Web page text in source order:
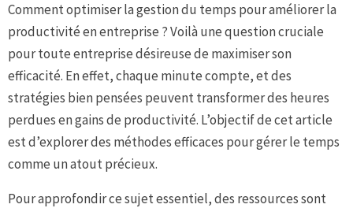
Comment optimiser la gestion du temps pour améliorer la
productivité en entreprise ? Voilà une question cruciale
pour toute entreprise désireuse de maximiser son
efficacité. En effet, chaque minute compte, et des
stratégies bien pensées peuvent transformer des heures
perdues en gains de productivité. L’objectif de cet article
est d’explorer des méthodes efficaces pour gérer le temps
comme un atout précieux.
Pour approfondir ce sujet essentiel, des ressources sont